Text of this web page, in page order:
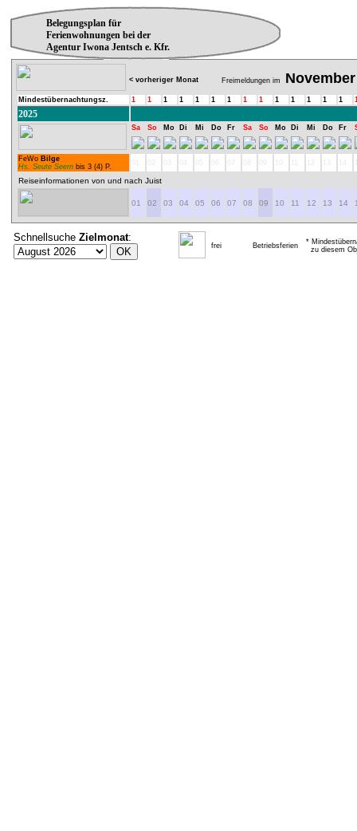
Belegungsplan für
Ferienwohnungen bei der
Agentur Iwona Jentsch e. Kfr.
< vorheriger Monat Freimeldungen im November
Mindestübernachtungsz. 1 1 1 1 1 1 1 1 1 1 1 1 1 1
2025
Sa So Mo Di Mi Do Fr Sa So Mo Di Mi Do Fr
FeWo Bilge
Hs. Seute Seern bis 3 (4) P.
Reiseinformationen von und nach Juist
01 02 03 04 05 06 07 08 09 10 11 12 13 14
Schnellsuche Zielmonat:
frei Betriebsferien
*
zu diesem